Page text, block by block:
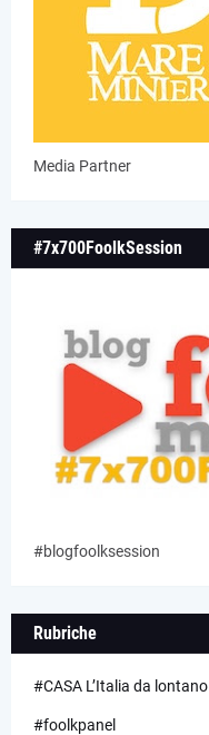
Media Partner
#7x700FoolkSession
#blogfoolksession
Rubriche
#CASA L’Italia da lontano
#foolkpanel